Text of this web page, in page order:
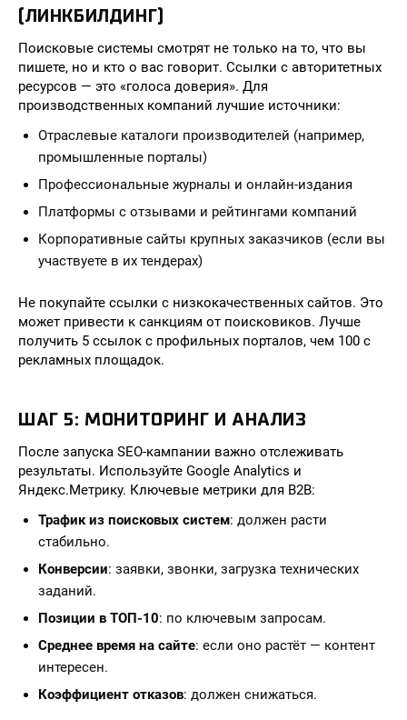
(ЛИНКБИЛДИНГ)
Поисковые системы смотрят не только на то, что вы
пишете, но и кто о вас говорит. Ссылки с авторитетных
ресурсов — это «голоса доверия». Для
производственных компаний лучшие источники:
Отраслевые каталоги производителей (например,
промышленные порталы)
Профессиональные журналы и онлайн-издания
Платформы с отзывами и рейтингами компаний
Корпоративные сайты крупных заказчиков (если вы
участвуете в их тендерах)
Не покупайте ссылки с низкокачественных сайтов. Это
может привести к санкциям от поисковиков. Лучше
получить 5 ссылок с профильных порталов, чем 100 с
рекламных площадок.
ШАГ 5: МОНИТОРИНГ И АНАЛИЗ
После запуска SEO-кампании важно отслеживать
результаты. Используйте Google Analytics и
Яндекс.Метрику. Ключевые метрики для B2B:
Трафик из поисковых систем: должен расти
стабильно.
Конверсии: заявки, звонки, загрузка технических
заданий.
Позиции в ТОП-10: по ключевым запросам.
Среднее время на сайте: если оно растёт — контент
интересен.
Коэффициент отказов: должен снижаться.